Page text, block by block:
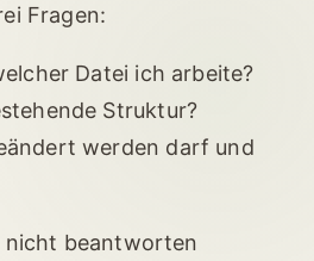
Fragen:
Datei ich arbeite?
Struktur?
werden darf und
nicht beantworten